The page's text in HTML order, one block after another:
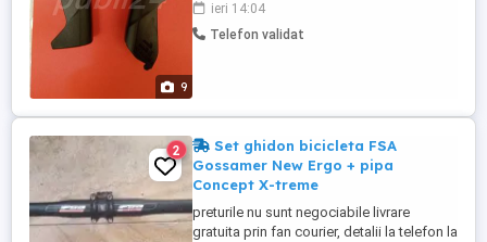
9
ieri 14:04
Telefon validat
2
Set ghidon bicicleta FSA
Gossamer New Ergo + pipa
Concept X-treme
preturile nu sunt negociabile livrare
gratuita prin fan courier, detalii la telefon la